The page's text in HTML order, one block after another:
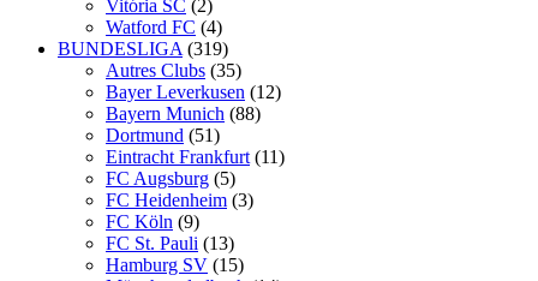
Vitória SC (2)
Watford FC (4)
BUNDESLIGA (319)
Autres Clubs (35)
Bayer Leverkusen (12)
Bayern Munich (88)
Dortmund (51)
Eintracht Frankfurt (11)
FC Augsburg (5)
FC Heidenheim (3)
FC Köln (9)
FC St. Pauli (13)
Hamburg SV (15)